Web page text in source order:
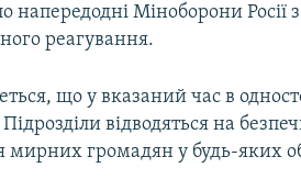
напередодні Міноборони
реагування.
що у вказаний час в
Підрозділи відводяться на
мирних громадян у будь-яких